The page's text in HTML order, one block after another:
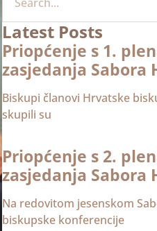
Latest Posts
Priopćenje s 1.
zasjedanja Sabora
Biskupi članovi Hrvatske
skupili su
Priopćenje s 2.
zasjedanja Sabora
Na redovitom jesenskom
biskupske konferencije